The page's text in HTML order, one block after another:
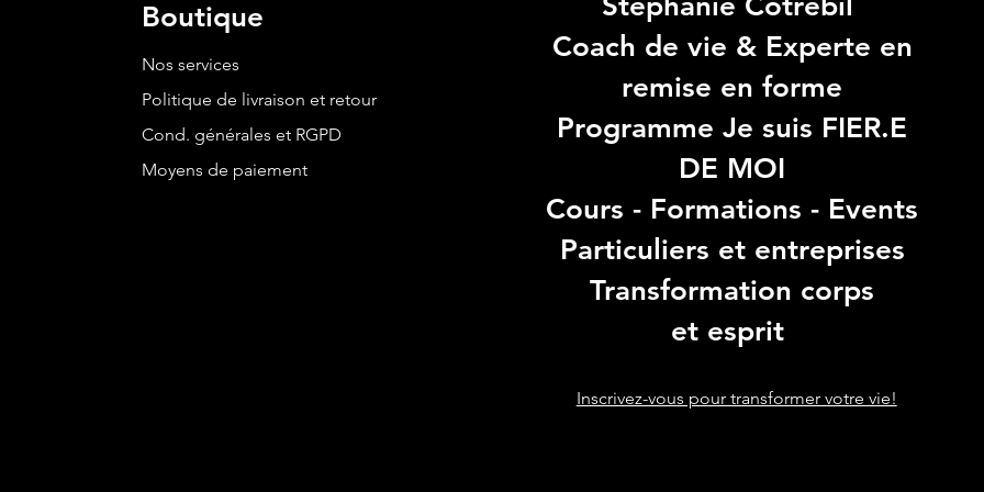
Boutique
Nos services
Politique de livraison et retour
Cond. générales et RGPD
Moyens de paiement
Coach de vie & Experte en
remise en forme
Programme Je suis FIER.E
DE MOI
Cours - Formations - Events
Particuliers et entreprises
Transformation corps
et esprit
Inscrivez-vous pour transformer votre vie!